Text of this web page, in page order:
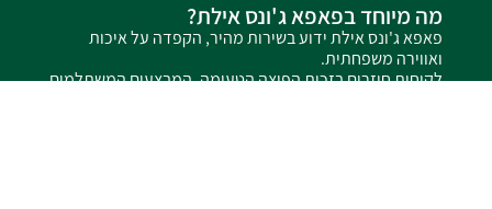
מה מיוחד בפאפא ג'ונס אילת?
פאפא ג'ונס אילת ידוע בשירות מהיר, הקפדה על איכות
ואווירה משפחתית.
לקוחות חוזרים בזכות הפיצה הטעימה, המבצעים המשתלמים